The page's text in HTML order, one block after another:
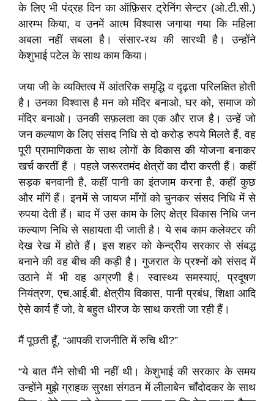
के लिए भी पंद्रह दिन का ऑफ़िसर ट्रेनिंग सेन्टर (ओ.टी.सी.)
आरम्भ किया, व उनमें आत्म विश्वास जगाया गया कि महिला
अबला नहीं सबला है। संसार-रथ की सारथी है। उन्होंने
केशुभाई पटेल के साथ काम किया।
जया जी के व्यक्तित्व में आंतरिक समृद्धि व दृढ़ता परिलक्षित होती
है। उनका विश्वास है मन को मंदिर बनाओ, घर को, समाज को
मंदिर बनाओ। उनकी सफ़लता का एक और राज है। उन्हें जो
जन कल्याण के लिए संसद निधि से दो करोड़ रुपये मिलते हैं, वह
पूरी प्रामाणिकता के साथ लोगों के विकास की योजना बनाकर
खर्च करतीं हैं । पहले जरूरतमंद क्षेत्रों का दौरा करती हैं। कहीं
सड़क बनवानी है, कहीं पानी का इंतजाम करना है, कहीं कुछ
और माँगें हैं। इनमें से जायज माँगों को चुनकर संसद निधि में से
रुपया देती हैं। बाद में उस काम के लिए क्षेत्र विकास निधि जन
कल्याण निधि से सहायता दी जाती है। ये सब काम कलेक्टर की
देख रेख में होते हैं। इस शहर को केन्द्रीय सरकार से संबद्ध
बनाने की वह बीच की कड़ी है। गुजरात के प्रश्नों को संसद में
उठाने में भी वह अग्रणी है। स्वास्थ्य समस्याएं, प्रदूषण
नियंत्रण, एच.आई.बी. क्षेत्रीय विकास, पानी प्रबंध, शिक्षा आदि
ऐसे कार्य हैं जो, वे बहुत धीरज के साथ करती जा रही हैं।
मैं पूछती हूँ, “आपकी राजनीति में रुचि थी?”
“ये बात मैंने सोची भी नहीं थी। केशुभाई की सरकार के समय
उन्होंने मुझे ग्राहक सुरक्षा संगठन में लीलाबेन चाँदोदकर के साथ